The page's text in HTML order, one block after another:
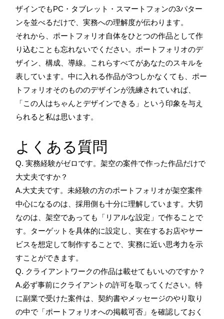
ザインでもPC・タブレット・スマートフォンの3パター
ンを並べるだけで、実務への理解度が伝わります。
それから、ポートフォリオ自体をひとつの作品として作
り込むことも忘れないでください。ポートフォリオのデ
ザイン、構成、導線。これらすべてがあなたのスキルを
表しています。中に入れる作品が3つしかなくても、ポー
トフォリオそのもののデザインが洗練されていれば、
「この人はちゃんとデザインできる」という印象を与え
られると私は思います。
よくある質問
Q. 実務経験がゼロです。架空の案件で作った作品だけで
大丈夫ですか？
A.大丈夫です。未経験の方のポートフォリオが架空案件
中心になるのは、採用側も十分に理解しています。大切
なのは、架空であっても「リアルな設定」で作ることで
す。ターゲットを具体的に設定し、実在するお店やサー
ビスを想定して制作することで、実務に近い思考力を示
すことができます。
Q. クライアントワークの作品は載せてもいいのですか？
A.必ず事前にクライアントの許可を取ってください。特
に副業で受けた案件は、契約書やメッセージのやり取り
の中で「ポートフォリオへの掲載可否」を確認しておく